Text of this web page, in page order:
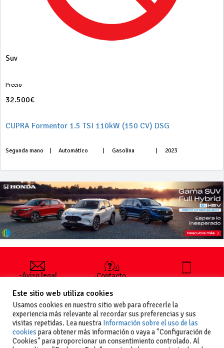
Suv
Precio
32.500€
CUPRA Formentor 1.5 TSI 110kW (150 CV) DSG
Segunda mano Automático Gasolina 2023
-Aviso legal
generales
de uso
-Política de
privacidad
-Política de
-Contacto
publicar un
anuncio
-Vende+
+34 627 35
Este sitio web utiliza cookies
Usamos cookies en nuestro sitio web para ofrecerle la
experiencia más relevante al recordar sus preferencias y sus
visitas repetidas. Lea nuestra Información sobre el uso de las
cookies para obtener más información o vaya a "Configuración de
Cookies" para proporcionar un consentimiento controlado. Al